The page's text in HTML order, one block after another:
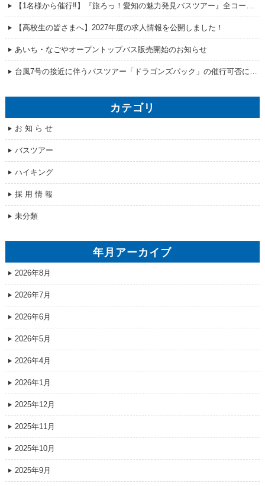
【1名様から催行‼】『旅ろっ！愛知の魅力発見バスツアー』全コース販売開始！
【高校生の皆さまへ】2027年度の求人情報を公開しました！
あいち・なごやオープントップバス販売開始のお知らせ
台風7号の接近に伴うバスツアー「ドラゴンズパック」の催行可否について
カテゴリ
お 知 ら せ
バスツアー
ハイキング
採 用 情 報
未分類
年月アーカイブ
2026年8月
2026年7月
2026年6月
2026年5月
2026年4月
2026年1月
2025年12月
2025年11月
2025年10月
2025年9月